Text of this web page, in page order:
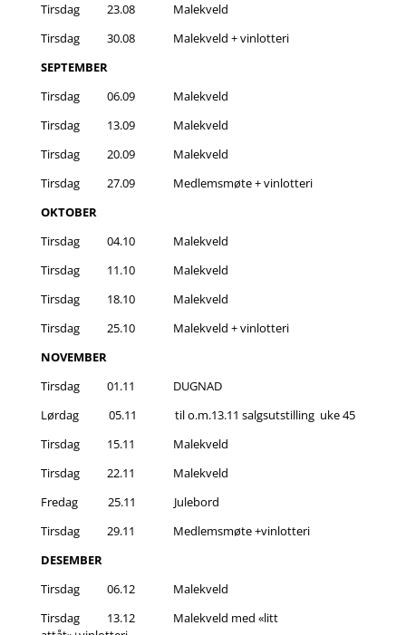
Tirsdag 23.08 Malekveld
Tirsdag 30.08 Malekveld + vinlotteri
SEPTEMBER
Tirsdag 06.09 Malekveld
Tirsdag 13.09 Malekveld
Tirsdag 20.09 Malekveld
Tirsdag 27.09 Medlemsmøte + vinlotteri
OKTOBER
Tirsdag 04.10 Malekveld
Tirsdag 11.10 Malekveld
Tirsdag 18.10 Malekveld
Tirsdag 25.10 Malekveld + vinlotteri
NOVEMBER
Tirsdag 01.11 DUGNAD
Lørdag 05.11 til o.m.13.11 salgsutstilling uke 45
Tirsdag 15.11 Malekveld
Tirsdag 22.11 Malekveld
Fredag 25.11 Julebord
Tirsdag 29.11 Medlemsmøte +vinlotteri
DESEMBER
Tirsdag 06.12 Malekveld
Tirsdag 13.12 Malekveld med «litt